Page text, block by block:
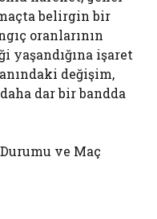
belirgin bir
oranlarının
yaşandığına işaret
değişim,
dar bir bandda
ve Maç